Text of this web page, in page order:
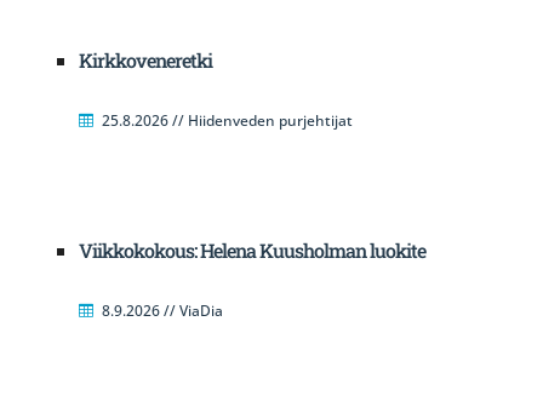
Kirkkoveneretki
25.8.2026 // Hiidenveden purjehtijat
Viikkokokous: Helena Kuusholman luokite
8.9.2026 // ViaDia